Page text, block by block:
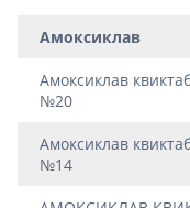
Амоксиклав
Амоксиклав
№20
Амоксиклав
№14